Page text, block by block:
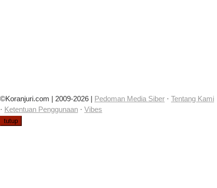
©Koranjuri.com | 2009-2026 | Pedoman Media Siber · Tentang Kami
· Ketentuan Penggunaan · Vibes
tutup